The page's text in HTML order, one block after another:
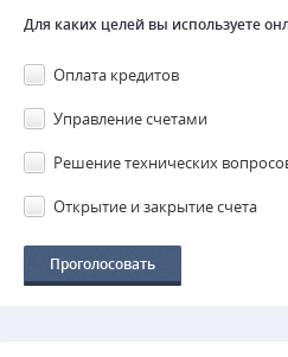
Для каких целей вы используете
Оплата кредитов
Управление счетами
Решение технических
Открытие и закрытие счета